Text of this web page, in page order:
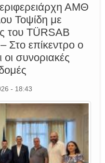
ΑΜΘ
Τοψίδη με
του TÜRSAB
Στο επίκεντρο ο
οι συνοριακές
- 18:43